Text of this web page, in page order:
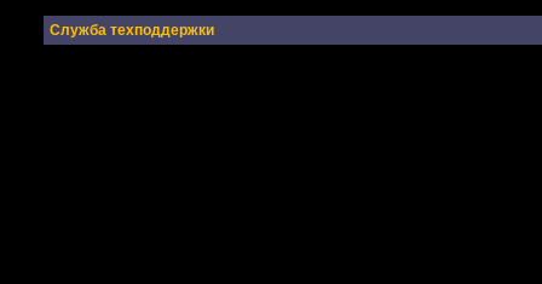
Служба техподдержки